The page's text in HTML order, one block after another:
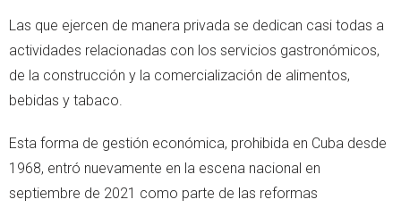
Las que ejercen de manera privada se dedican casi todas a
actividades relacionadas con los servicios gastronómicos,
de la construcción y la comercialización de alimentos,
bebidas y tabaco.
Esta forma de gestión económica, prohibida en Cuba desde
1968, entró nuevamente en la escena nacional en
septiembre de 2021 como parte de las reformas